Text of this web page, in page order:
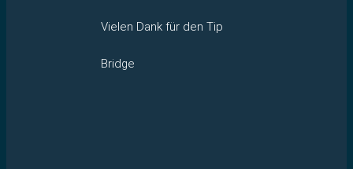
Vielen Dank für den Tip
Bridge